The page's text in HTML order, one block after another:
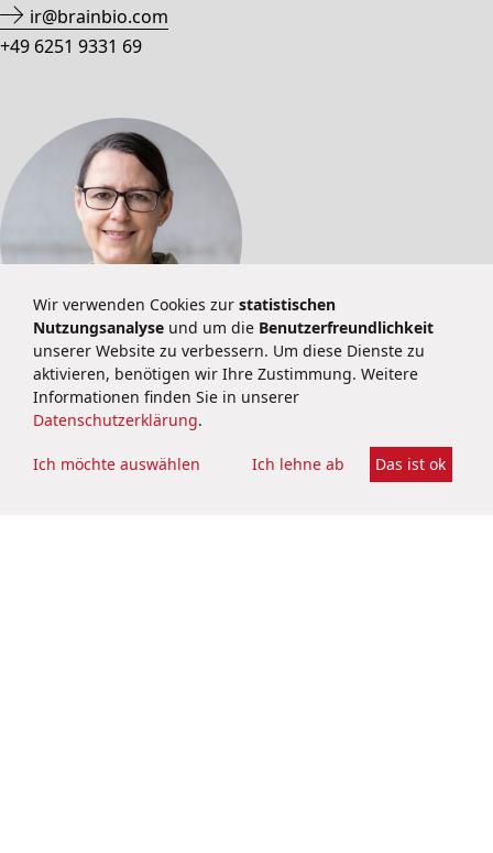
ir@brainbio.com
+49 6251 9331 69
PUBLIC RELATIONS
Dr. Stephanie Konle
PR & Corporate Communications
Wir verwenden Cookies zur statistischen
Nutzungsanalyse und um die Benutzerfreundlichkeit
unserer Website zu verbessern. Um diese Dienste zu
aktivieren, benötigen wir Ihre Zustimmung. Weitere
Informationen finden Sie in unserer
Datenschutzerklärung.
Ich möchte auswählen Ich lehne ab Das ist ok